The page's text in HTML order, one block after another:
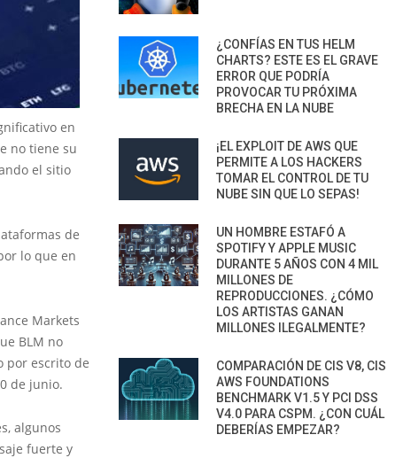
en
no tiene su
el sitio
de
lo que en
Markets
BLM no
por escrito de
de junio.
algunos
fuerte y
¿CONFÍAS EN TUS HELM
CHARTS? ESTE ES EL GRAVE
ERROR QUE PODRÍA
PROVOCAR TU PRÓXIMA
BRECHA EN LA NUBE
¡EL EXPLOIT DE AWS QUE
PERMITE A LOS HACKERS
TOMAR EL CONTROL DE TU
NUBE SIN QUE LO SEPAS!
UN HOMBRE ESTAFÓ A
SPOTIFY Y APPLE MUSIC
DURANTE 5 AÑOS CON 4 MIL
MILLONES DE
REPRODUCCIONES. ¿CÓMO
LOS ARTISTAS GANAN
MILLONES ILEGALMENTE?
COMPARACIÓN DE CIS V8, CIS
AWS FOUNDATIONS
BENCHMARK V1.5 Y PCI DSS
V4.0 PARA CSPM. ¿CON CUÁL
DEBERÍAS EMPEZAR?